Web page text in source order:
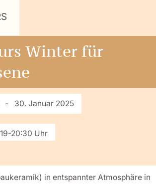
Winter für
- 30. Januar 2025
20:30 Uhr
in entspannter Atmosphäre in